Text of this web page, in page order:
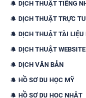
DỊCH THUẬT TIẾNG
DỊCH THUẬT TRỰC
DỊCH THUẬT TÀI LIỆU
DỊCH THUẬT
DỊCH VĂN BẢN
HỒ SƠ DU HỌC MỸ
HỒ SƠ DU HỌC NHẬT